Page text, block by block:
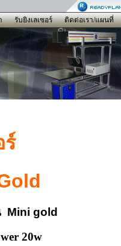
รับยิงเลเซอร์ ติดต่อเรา/แผนที่
ร์
Mini gold
20w